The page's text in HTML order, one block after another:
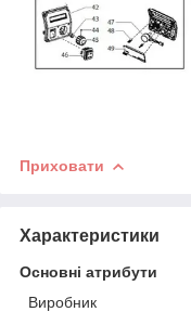
Приховати
Характеристики
Основні атрибути
Виробник